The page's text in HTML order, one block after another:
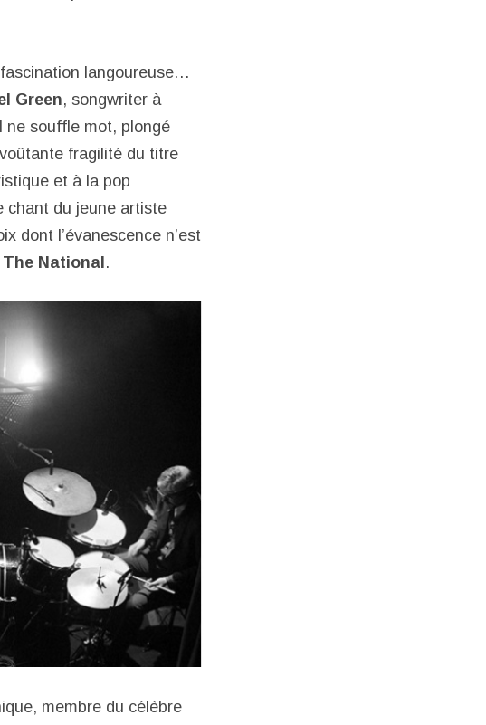
fascination langoureuse…
Green, songwriter à
ne souffle mot, plongé
fragilité du titre
et à la pop
chant du jeune artiste
dont l’évanescence n’est
The National.
membre du célèbre